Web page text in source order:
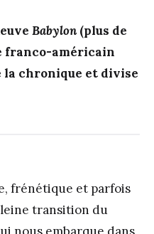
Babylon(plus de
franco-américain
la chronique et divise
frénétique et parfois
transition du